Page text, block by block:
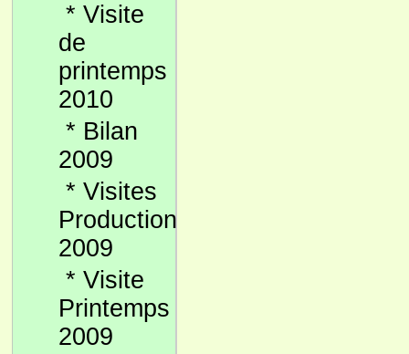
* Visite
de
printemps
2010
* Bilan
2009
* Visites
Production
2009
* Visite
Printemps
2009